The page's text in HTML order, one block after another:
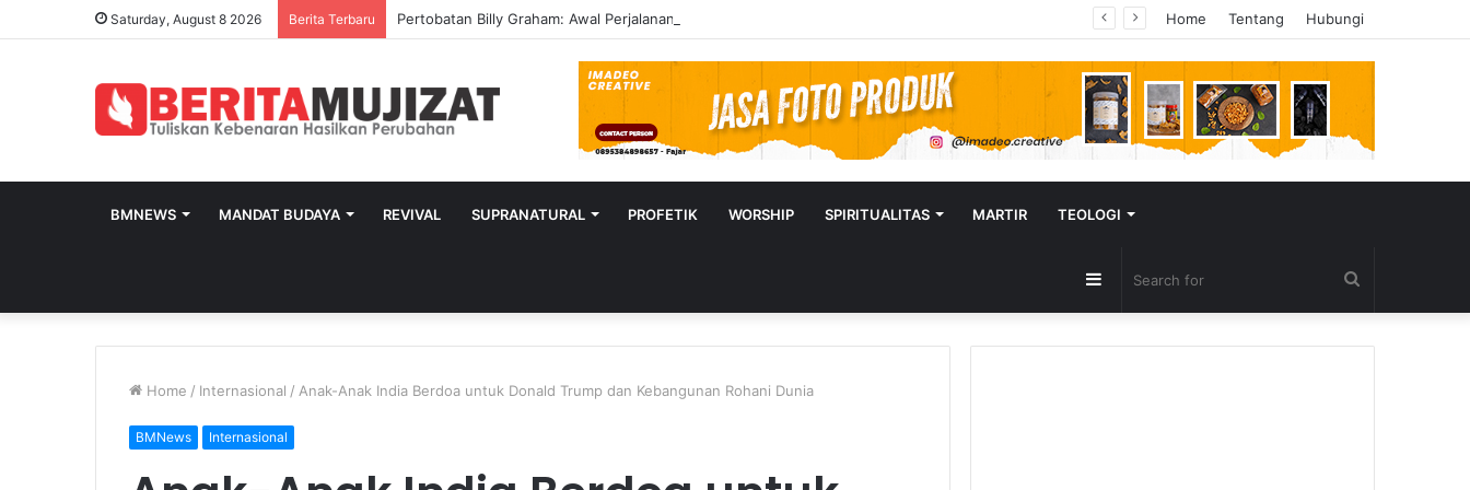
Saturday, August 8 2026 Berita Terbaru Pertobatan Billy Graham: Awal Perjalanan Seorang Penginjil Dunia Home Tentang Hubungi
BMNEWS MANDAT BUDAYA REVIVAL SUPRANATURAL PROFETIK WORSHIP SPIRITUALITAS MARTIR TEOLOGI
for
Sidebar
Home / Internasional / Anak-Anak India Berdoa untuk Donald Trump dan Kebangunan Rohani Dunia
BMNews Internasional